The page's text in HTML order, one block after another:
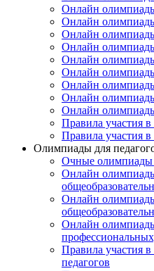
Онлайн
Онлайн
Онлайн
Онлайн
Онлайн
Онлайн
Онлайн
Онлайн
Онлайн
Правила участия
Правила участия
Олимпиады для
Очные олимпиады
Онлайн
Онлайн
Онлайн
Правила участия
педагогов